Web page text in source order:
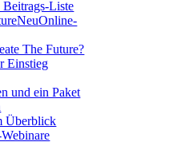
Liste
NeuOnline-
The Future?
Einstieg
und ein Paket
Überblick